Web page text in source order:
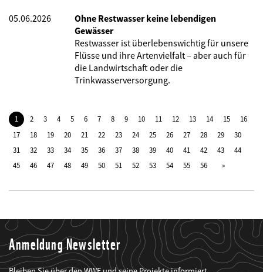
05.06.2026
Ohne Restwasser keine lebendigen
Gewässer
Restwasser ist überlebenswichtig für unsere
Flüsse und ihre Artenvielfalt – aber auch für
die Landwirtschaft oder die
Trinkwasserversorgung.
1 2 3 4 5 6 7 8 9 10 11 12 13 14 15
16
17
18 19 20 21 22 23 24 25 26 27 28 29
30
31
32 33 34 35 36 37 38 39 40 41 42 43
44
45
46 47 48 49 50 51 52 53 54 55 56
Anmeldung Newsletter